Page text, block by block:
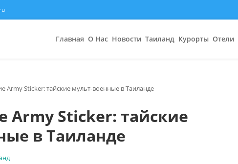
Главная О Нас Новости Таиланд Курорты Отели
Army Sticker: тайские мульт-военные в Таиланде
Army Sticker: тайские
в Таиланде